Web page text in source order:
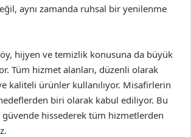
aynı zamanda ruhsal bir yenilenme
hijyen ve temizlik konusuna da büyük
Tüm hizmet alanları, düzenli olarak
kaliteli ürünler kullanılıyor. Misafirlerin
biri olarak kabul ediliyor. Bu
hissederek tüm hizmetlerden